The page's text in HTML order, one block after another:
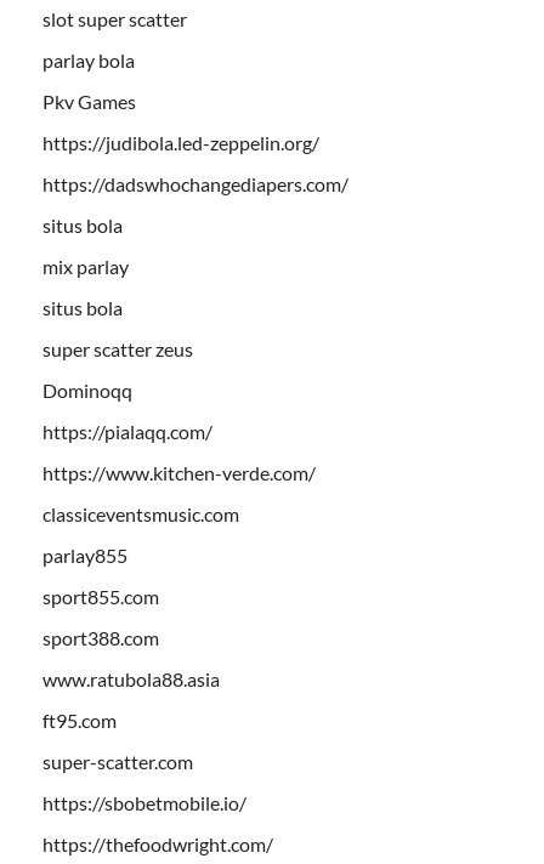
slot super scatter
parlay bola
Pkv Games
https://judibola.led-zeppelin.org/
https://dadswhochangediapers.com/
situs bola
mix parlay
situs bola
super scatter zeus
Dominoqq
https://pialaqq.com/
https://www.kitchen-verde.com/
classiceventsmusic.com
parlay855
sport855.com
sport388.com
www.ratubola88.asia
ft95.com
super-scatter.com
https://sbobetmobile.io/
https://thefoodwright.com/